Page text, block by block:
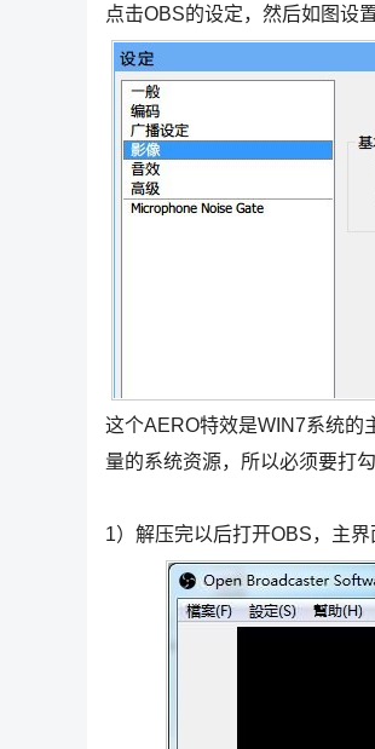
点击OBS的设定，然后如图设置
这个AERO特效是WIN7系统的
量的系统资源，所以必须要打
1）解压完以后打开OBS，主